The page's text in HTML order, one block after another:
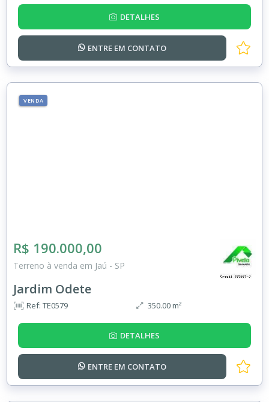
DETALHES
ENTRE EM CONTATO
VENDA
R$ 190.000,00
Terreno à venda em Jaú - SP
Jardim Odete
Ref: TE0579 350.00 m²
DETALHES
ENTRE EM CONTATO